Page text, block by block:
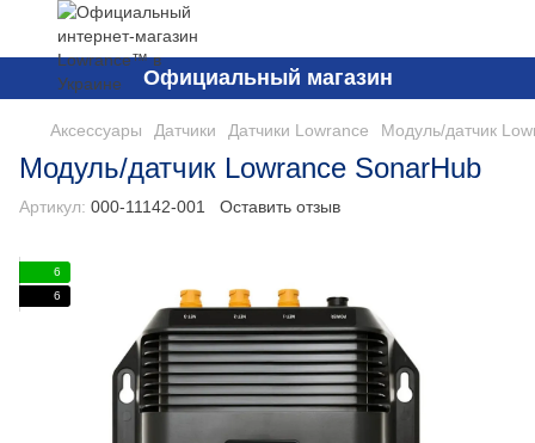
Официальный магазин
Аксессуары Датчики Датчики Lowrance Модуль/датчик
Модуль/датчик Lowrance SonarHub
Артикул: 000-11142-001 Оставить отзыв
6
6